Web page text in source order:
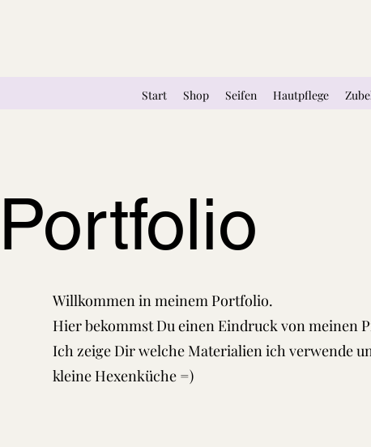
Start Shop Seifen Hautpflege
Willkommen in meinem Portfolio.
Hier bekommst Du einen Eindruck von meinen
Ich zeige Dir welche Materialien ich verwende
kleine Hexenküche =)